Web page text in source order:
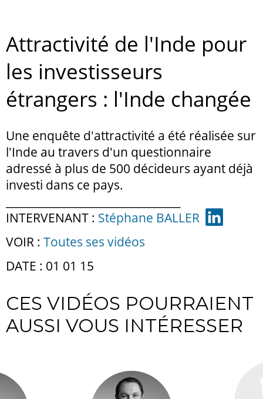
Attractivité de l'Inde pour
les investisseurs
étrangers : l'Inde changée
Une enquête d'attractivité a été réalisée sur
l'Inde au travers d'un questionnaire
adressé à plus de 500 décideurs ayant déjà
investi dans ce pays.
INTERVENANT : Stéphane BALLER
VOIR : Toutes ses vidéos
DATE : 01 01 15
CES VIDÉOS POURRAIENT
AUSSI VOUS INTÉRESSER